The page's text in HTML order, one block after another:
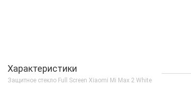
Характеристики
Защитное стекло Full Screen Xiaomi Mi Max 2 White